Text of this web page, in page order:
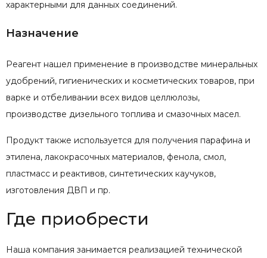
характерными для данных соединений.
Назначение
Реагент нашел применение в производстве минеральных
удобрений, гигиенических и косметических товаров, при
варке и отбеливании всех видов целлюлозы,
производстве дизельного топлива и смазочных масел.
Продукт также используется для получения парафина и
этилена, лакокрасочных материалов, фенола, смол,
пластмасс и реактивов, синтетических каучуков,
изготовления ДВП и пр.
Где приобрести
Наша компания занимается реализацией технической